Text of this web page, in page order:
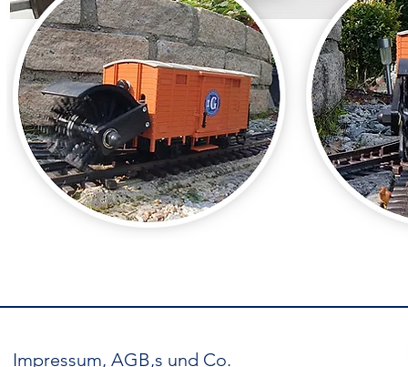
Impressum, AGB,s und Co.